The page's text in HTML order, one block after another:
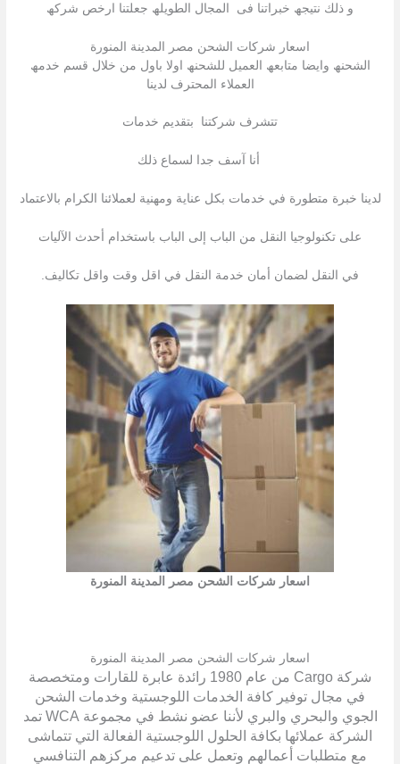
و ذلك نتیجھ خبراتنا فى المجال الطویلھ جعلتنا ارخص شركھ
اسعار شركات الشحن مصر المدينة المنورة
الشحنھ وایضا متابعھ العمیل للشحنھ اولا باول من خلال قسم خدمھ
العملاء المحترف لدینا
تتشرف شركتنا بتقدیم خدمات
أنا آسف جدا لسماع ذلك
لدينا خبرة متطورة في خدمات بكل عناية ومهنية لعملائنا الكرام بالاعتماد
على تكنولوجيا النقل من الباب إلى الباب باستخدام أحدث الآليات
في النقل لضمان أمان خدمة النقل في اقل وقت واقل تكاليف.
اسعار شركات الشحن مصر المدينة المنورة
اسعار شركات الشحن مصر المدينة المنورة
شركة Cargo من عام 1980 رائدة عابرة للقارات ومتخصصة
في مجال توفير كافة الخدمات اللوجستية وخدمات الشحن
الجوي والبحري والبري لأننا عضو نشط في مجموعة WCA تمد
الشركة عملائها بكافة الحلول اللوجستية الفعالة التي تتماشى
مع متطلبات أعمالهم وتعمل على تدعيم مركزهم التنافسي